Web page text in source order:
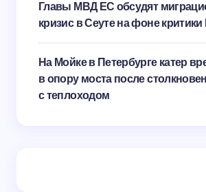
Главы МВД ЕС обсудят
кризис в Сеуте на фоне
На Мойке в Петербурге катер
в опору моста после
с теплоходом